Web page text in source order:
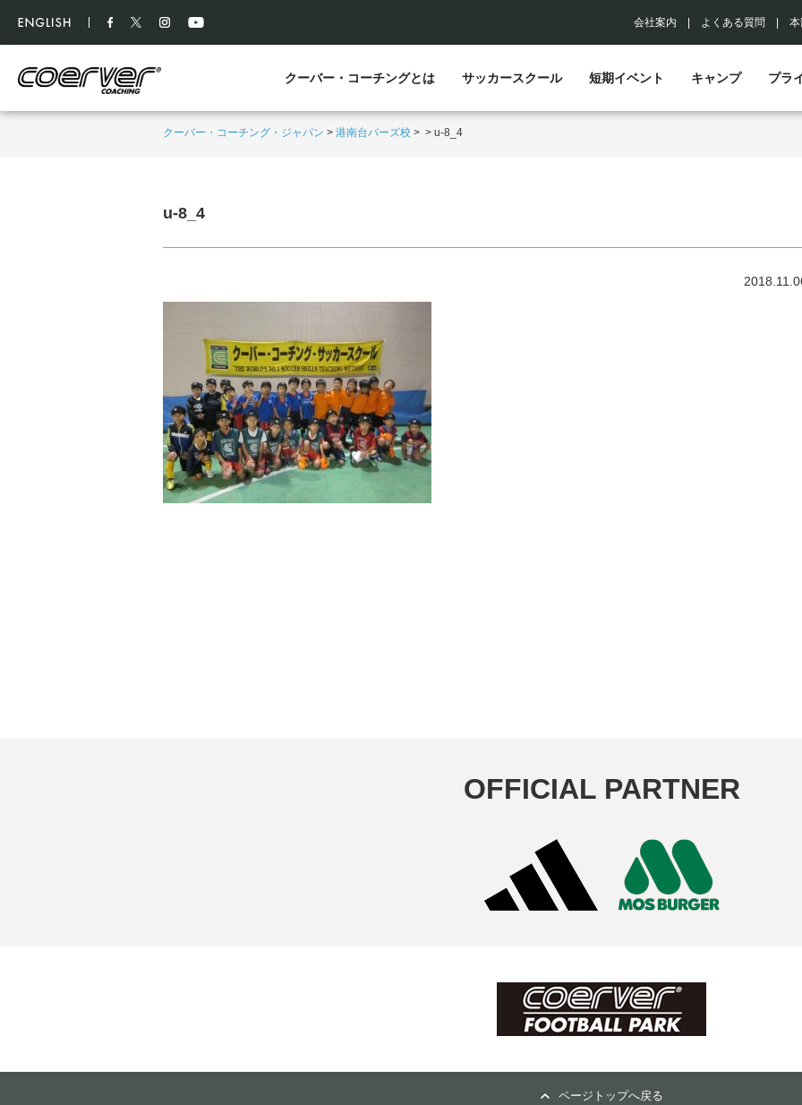
会社案内 よくある質問
クーバー・コーチングとは サッカースクール 短期イベント キャンプ プラ
クーバー・コーチング・ジャパン > 港南台バーズ校 > > u-8_4
u-8_4
OFFICIAL PARTNER
ページトップへ戻る